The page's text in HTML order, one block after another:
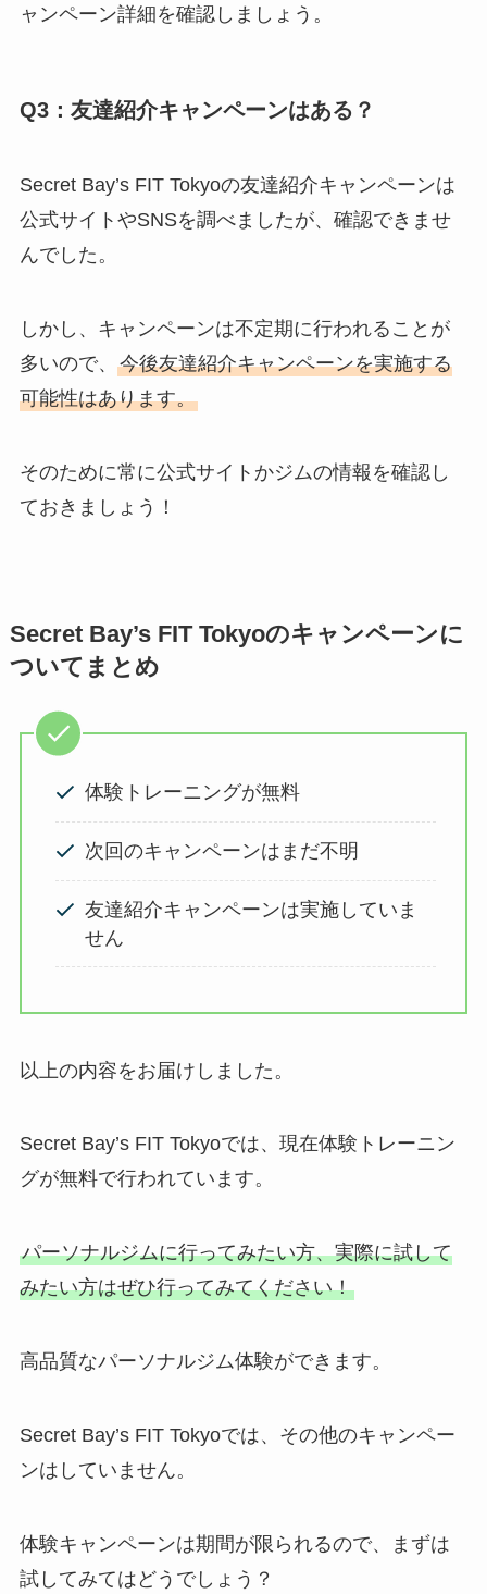
ャンペーン詳細を確認しましょう。
Q3：友達紹介キャンペーンはある？
Secret Bay’s FIT Tokyoの友達紹介キャンペーンは
公式サイトやSNSを調べましたが、確認できませ
んでした。
しかし、キャンペーンは不定期に行われることが
多いので、 今後友達紹介キャンペーンを実施する
可能性はあります。
そのために常に公式サイトかジムの情報を確認し
ておきましょう！
Secret Bay’s FIT Tokyoのキャンペーンに
ついてまとめ
体験トレーニングが無料
次回のキャンペーンはまだ不明
友達紹介キャンペーンは実施していま
せん
以上の内容をお届けしました。
Secret Bay’s FIT Tokyoでは、現在体験トレーニン
グが無料で行われています。
パーソナルジムに行ってみたい方、実際に試して
みたい方はぜひ行ってみてください！
高品質なパーソナルジム体験ができます。
Secret Bay’s FIT Tokyoでは、その他のキャンペー
ンはしていません。
体験キャンペーンは期間が限られるので、まずは
試してみてはどうでしょう？